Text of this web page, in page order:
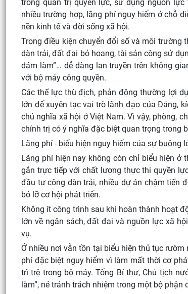
trong quản trị quyền lực, sử dụng nguồn
nhiều trường hợp, lãng phí nguy hiểm ở chỗ
nền kinh tế và đời sống xã hội.
Trong điều kiện chuyển đổi số và môi trường
dàn trải, đất đai bỏ hoang, tài sản công sử
dám làm”… dễ dàng lan truyền trên không
với bộ máy công quyền.
Các thế lực thù địch, phản động thường lợi
lớn để xuyên tạc vai trò lãnh đạo của Đảng,
chủ nghĩa xã hội ở Việt Nam. Vì vậy, phòng,
chính trị có ý nghĩa đặc biệt quan trọng trong
Lãng phí - biểu hiện nguy hiểm của sự buông
Lãng phí hiện nay không còn chỉ biểu hiện
gắn trực tiếp với chất lượng thực thi quyền
đầu tư công dàn trải, nhiều dự án chậm tiến
bỏ lỡ cơ hội phát triển.
Không ít công trình sau khi hoàn thành hoạt
lớn về ngân sách, đất đai và nguồn lực xã
vụ.
Ở nhiều nơi vẫn tồn tại biểu hiện thủ tục
phí đặc biệt nguy hiểm vì làm mất thời cơ
trì trệ trong bộ máy. Tổng Bí thư, Chủ tịch
làm”, né tránh trách nhiệm trong một bộ phận